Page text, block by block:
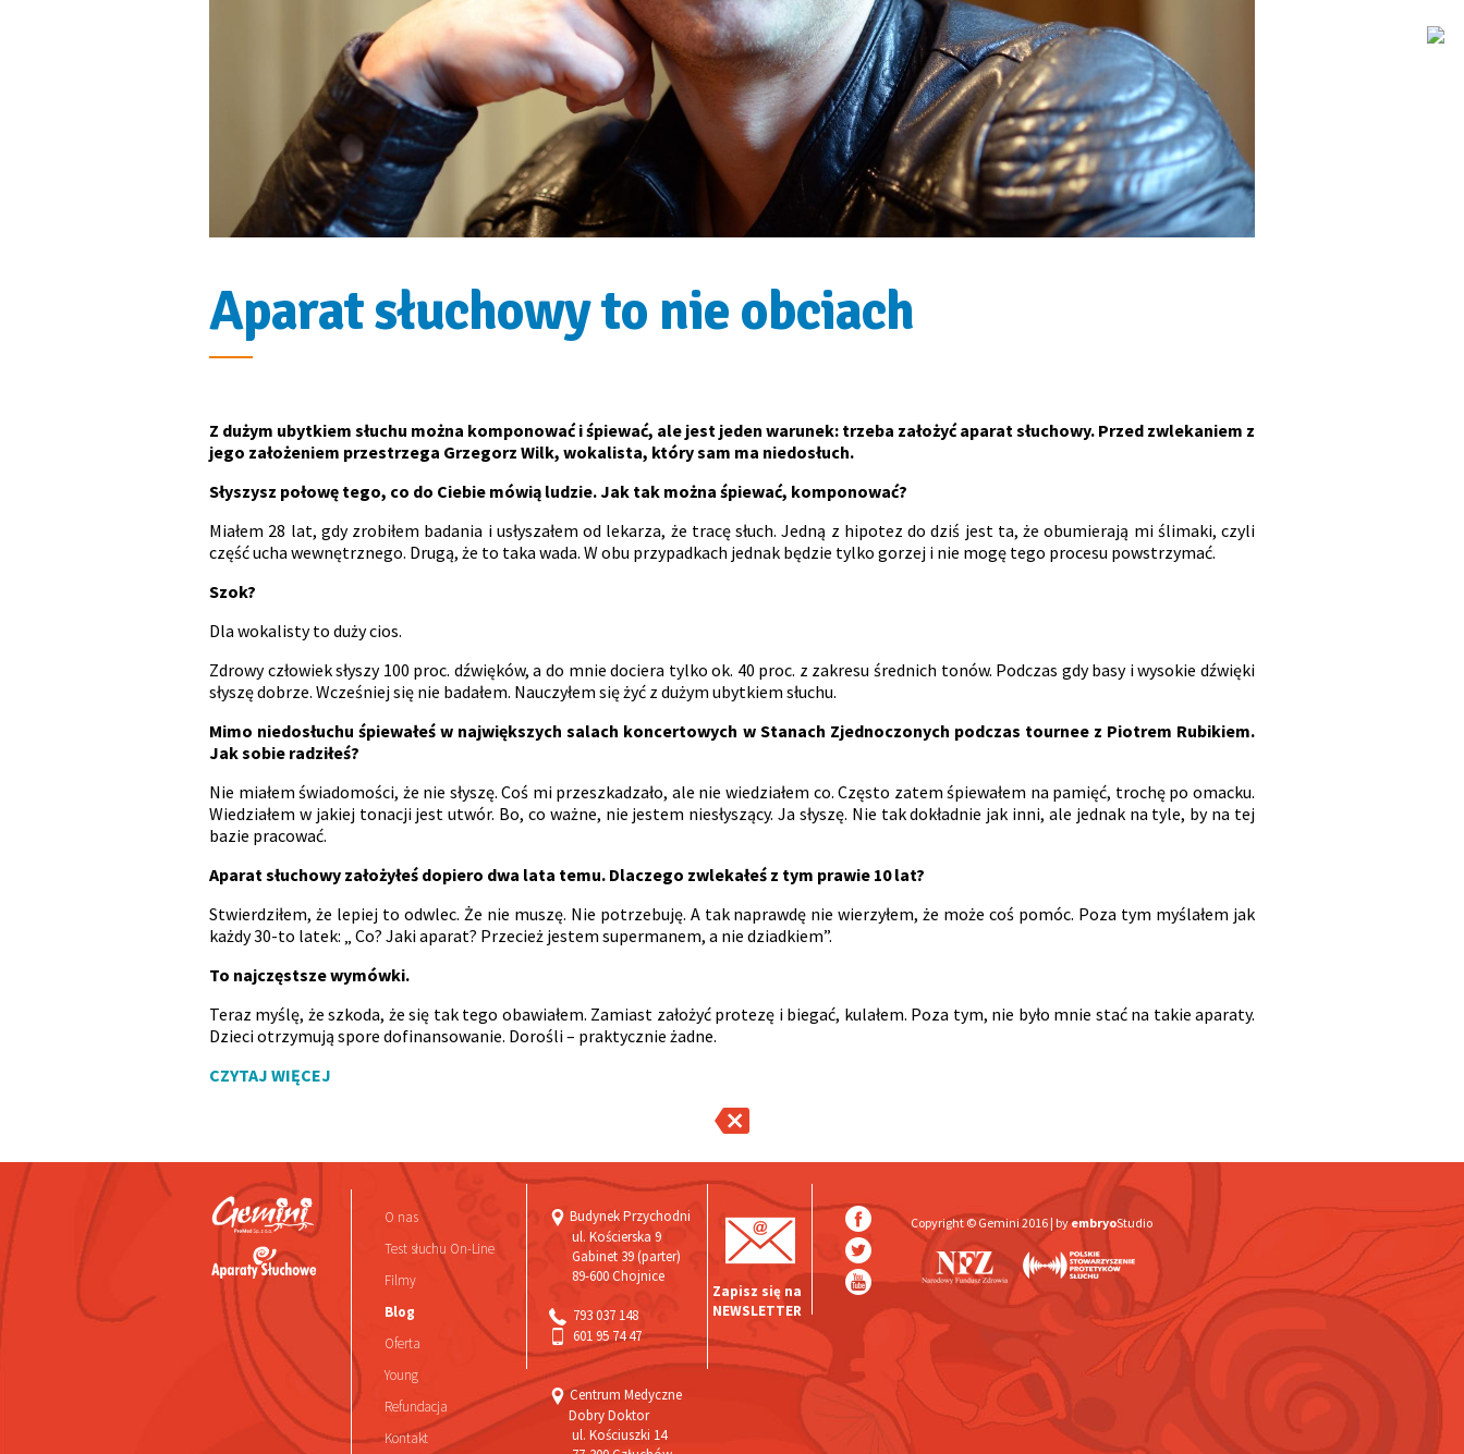
Aparat słuchowy to nie obciach
Z dużym ubytkiem słuchu można komponować i śpiewać, ale jest jeden warunek: trzeba założyć aparat słuchowy. Przed zwlekaniem z
jego założeniem przestrzega Grzegorz Wilk, wokalista, który sam ma niedosłuch.
Słyszysz połowę tego, co do Ciebie mówią ludzie. Jak tak można śpiewać, komponować?
Miałem 28 lat, gdy zrobiłem badania i usłyszałem od lekarza, że tracę słuch. Jedną z hipotez do dziś jest ta, że obumierają mi ślimaki, czyli
część ucha wewnętrznego. Drugą, że to taka wada. W obu przypadkach jednak będzie tylko gorzej i nie mogę tego procesu powstrzymać.
Szok?
Dla wokalisty to duży cios.
Zdrowy człowiek słyszy 100 proc. dźwięków, a do mnie dociera tylko ok. 40 proc. z zakresu średnich tonów. Podczas gdy basy i wysokie dźwięki
słyszę dobrze. Wcześniej się nie badałem. Nauczyłem się żyć z dużym ubytkiem słuchu.
Mimo niedosłuchu śpiewałeś w największych salach koncertowych w Stanach Zjednoczonych podczas tournee z Piotrem Rubikiem.
Jak sobie radziłeś?
Nie miałem świadomości, że nie słyszę. Coś mi przeszkadzało, ale nie wiedziałem co. Często zatem śpiewałem na pamięć, trochę po omacku.
Wiedziałem w jakiej tonacji jest utwór. Bo, co ważne, nie jestem niesłyszący. Ja słyszę. Nie tak dokładnie jak inni, ale jednak na tyle, by na tej
bazie pracować.
Aparat słuchowy założyłeś dopiero dwa lata temu. Dlaczego zwlekałeś z tym prawie 10 lat?
Stwierdziłem, że lepiej to odwlec. Że nie muszę. Nie potrzebuję. A tak naprawdę nie wierzyłem, że może coś pomóc. Poza tym myślałem jak
każdy 30-to latek: „ Co? Jaki aparat? Przecież jestem supermanem, a nie dziadkiem”.
To najczęstsze wymówki.
Teraz myślę, że szkoda, że się tak tego obawiałem. Zamiast założyć protezę i biegać, kulałem. Poza tym, nie było mnie stać na takie aparaty.
Dzieci otrzymują spore dofinansowanie. Dorośli – praktycznie żadne.
CZYTAJ WIĘCEJ
O nas
Test słuchu On-Line
Filmy
Blog
Oferta
Young
Refundacja
Kontakt
Budynek Przychodni
ul. Kościerska 9
Gabinet 39 (parter)
89-600 Chojnice
793 037 148‬
601 95 74 47
Centrum Medyczne
Dobry Doktor
ul. Kościuszki 14
Zapisz się na
NEWSLETTER
Copyright © Gemini 2016 | byembryoStudio